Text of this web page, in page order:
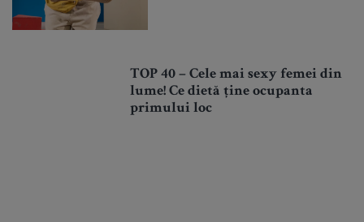
TOP 40 – Cele mai sexy femei din
lume! Ce dietă ține ocupanta
primului loc